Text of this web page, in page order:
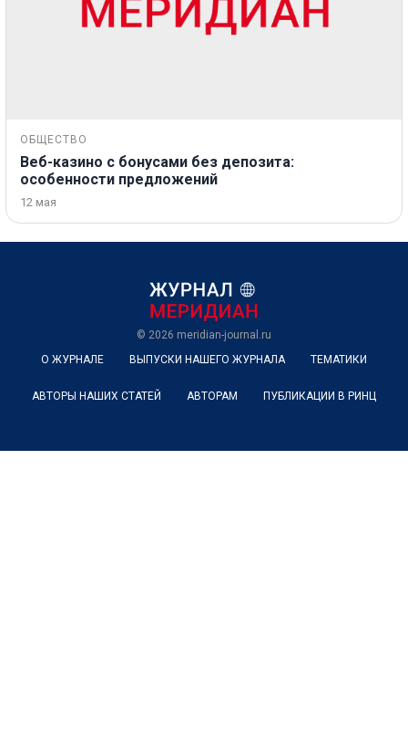
ОБЩЕСТВО
Веб-казино с бонусами без депозита:
особенности предложений
12 мая
© 2026 meridian-journal.ru
О ЖУРНАЛЕ
ВЫПУСКИ НАШЕГО ЖУРНАЛА ТЕМАТИКИ
АВТОРЫ НАШИХ СТАТЕЙ АВТОРАМ ПУБЛИКАЦИИ В РИНЦ